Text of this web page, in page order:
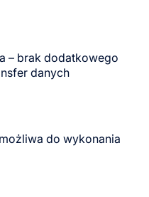
– brak dodatkowego
danych
do wykonania